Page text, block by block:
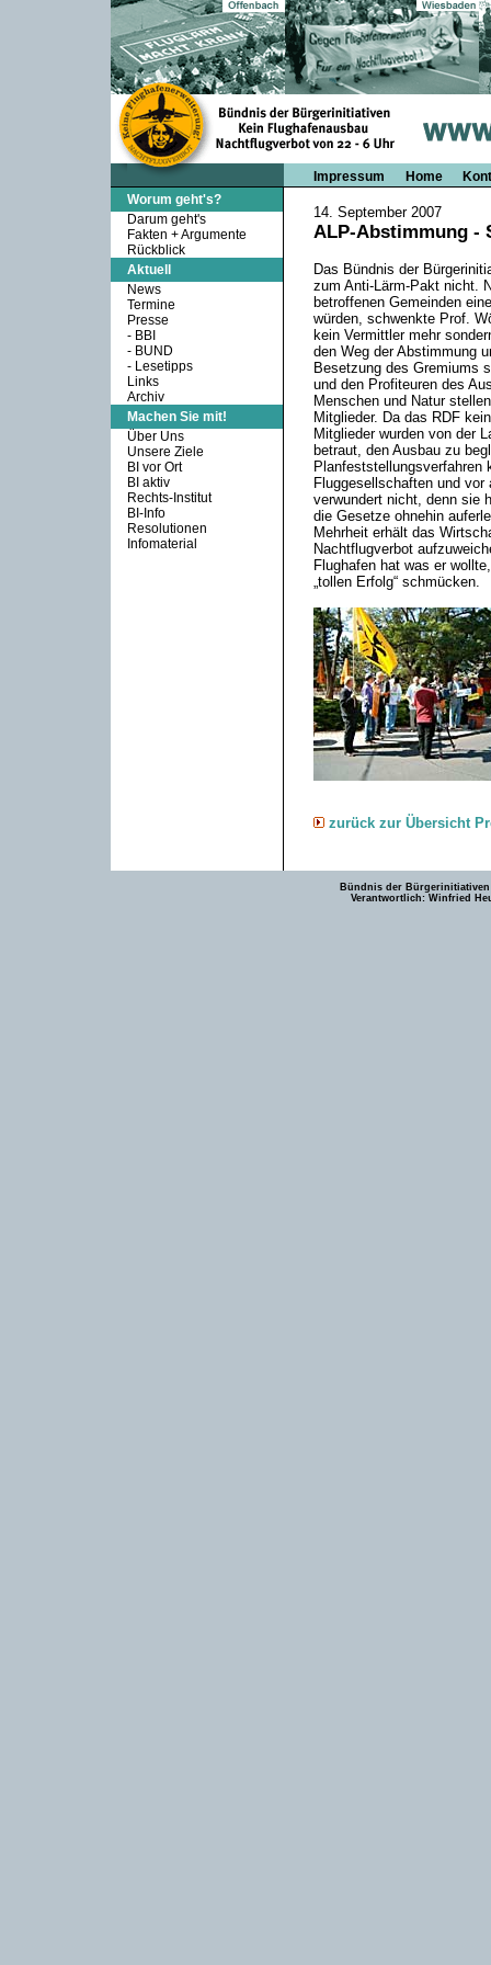
Impressum Home
Worum geht's?
Darum geht's
Fakten + Argumente
Rückblick
Aktuell
News
Termine
Presse
- BBI
- BUND
- Lesetipps
Links
Archiv
Machen Sie mit!
Über Uns
Unsere Ziele
BI vor Ort
BI aktiv
Rechts-Institut
BI-Info
Resolutionen
Infomaterial
14. September 2007
ALP-Abstimmung -
Das Bündnis der
zum Anti-Lärm-Pakt nicht.
betroffenen Gemeinden
würden, schwenkte Prof.
kein Vermittler mehr
den Weg der Abstimmung
Besetzung des Gremiums
und den Profiteuren des
Menschen und Natur
Mitglieder. Da das RDF
Mitglieder wurden von der
betraut, den Ausbau zu
Planfeststellungsverfahren
Fluggesellschaften und
verwundert nicht, denn sie
die Gesetze ohnehin
Mehrheit erhält das
Nachtflugverbot
Flughafen hat was er
„tollen Erfolg“ schmücken.
zurück zur Übersicht
Bündnis der
Verantwortlich: Winfried